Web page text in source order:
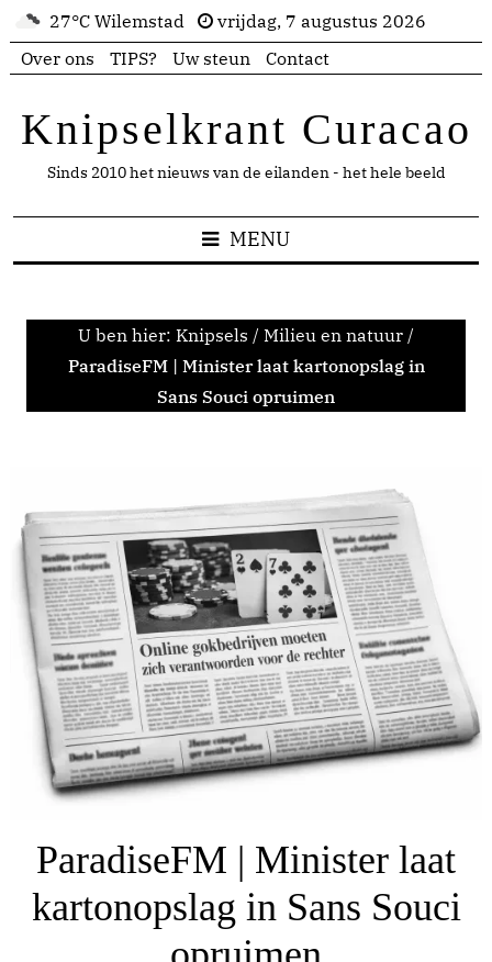
27°C Wilemstad
vrijdag, 7 augustus 2026
Over ons
TIPS? Uw steun Contact
Knipselkrant Curacao
Sinds 2010 het nieuws van de eilanden - het hele beeld
MENU
U ben hier: Knipsels / Milieu en natuur /
ParadiseFM | Minister laat kartonopslag in
Sans Souci opruimen
ParadiseFM | Minister laat
kartonopslag in Sans Souci